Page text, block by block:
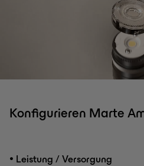
Konfigurieren Marte
• Leistung / Versorgung